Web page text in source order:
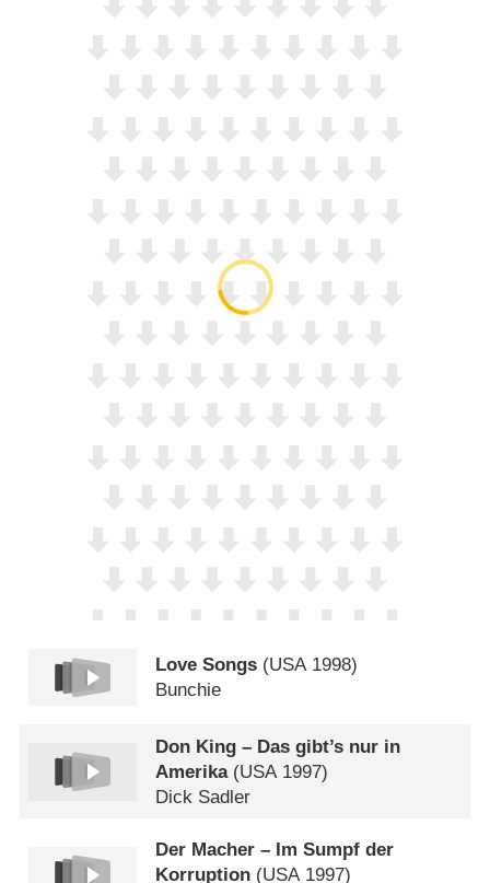
Love Songs (USA1998)
Bunchie
Don King – Das gibt’s nur in
Amerika(USA1997)
Dick Sadler
Der Macher – Im Sumpf der
Korruption (USA1997)